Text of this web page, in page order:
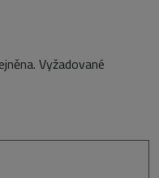
Vyžadované